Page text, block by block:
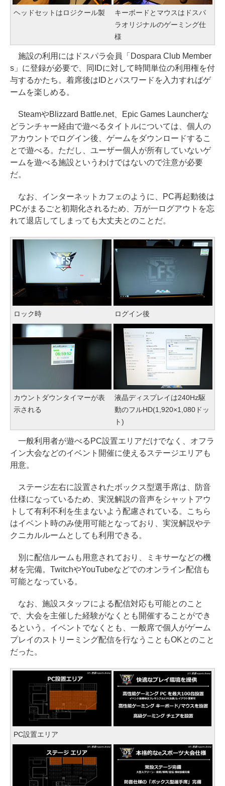
ヘッドセットはロジクール製
キーボードとマウスはドスパ
ラオリジナルのゲーミング仕
様
施設の利用にはドスパラ会員「Dospara Club Member
s」に登録が必要で、同IDに対して時間単位の利用権を付
与するかたち。着席後はIDとパスワードを入力すればゲ
ームを楽しめる。
SteamやBlizzard Battle.net、Epic Games Launcherな
どランチャー経由で遊べるタイトルについては、個人の
アカウントでログイン後、ゲームをダウンロードするこ
とで遊べる。ただし、ユーザー個人が所有していないゲ
ームを遊べる施設というわけではないので注意が必要
だ。
なお、インターネットカフェのように、PC再起動後は
PCがまるごと初期化されるため、万が一ログアウトを忘
れて退店してしまっても大丈夫とのことだ。
ロック時 ログイン後
カウントダウンタイマーが表
示される
液晶ディスプレイは240Hz駆
動のフルHD(1,920×1,080ドッ
ト)
一般利用者が遊べるPC設置エリアだけでなく、オフラ
イン大会などのイベント開催に使えるステージエリアも
用意。
ステージ左右に設置されたボックス型選手席は、防音
仕様になっているため、実況解説の音声をシャットアウ
トして有利不利を生まないよう配慮されている。こちら
はイベント時のみ使用可能となっており、実況解説やテ
クニカルルームとしても利用できる。
別に配信ルームも用意されており、ミキサーなどの機
材を完備。TwitchやYouTubeなどでのオンライン配信も
可能となっている。
なお、施設スタッフによる配信対応も可能とのこと
で、大会を主催した経験がなくとも開催することができ
るという。イベントでなくとも、一般席で個人がゲーム
プレイのストリーミング配信を行なうこともOKとのこと
だった。
PC設置エリア